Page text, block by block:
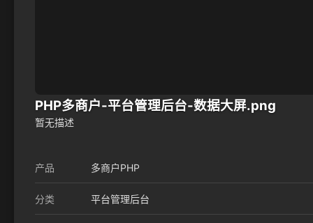
PHP多商户-平台管理后台-数据大屏.png
暂无描述
产品 多商户PHP
分类 平台管理后台